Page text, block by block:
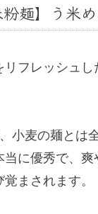
麺】う米
フレッシュ
小麦の麺とは
に優秀で、
まされます。